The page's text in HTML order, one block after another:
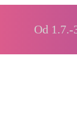
Od 1.7.-